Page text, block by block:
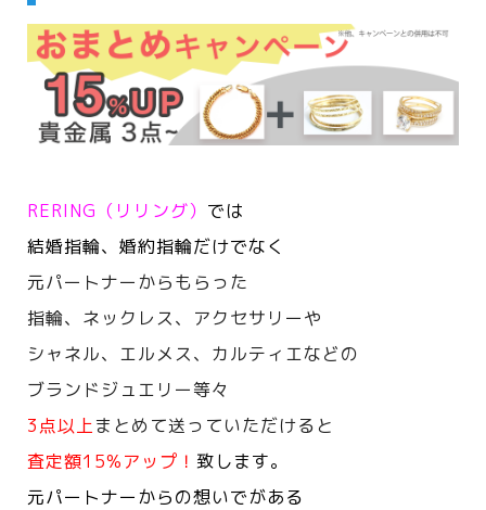
RERING（リリング） では
結婚指輪、婚約指輪だけでなく
元パートナーからもらった
指輪、ネックレス、アクセサリーや
シャネル、エルメス、カルティエなどの
ブランドジュエリー等々
3点以上まとめて送っていただけると
査定額15%アップ！ 致します。
元パートナーからの想いでがある